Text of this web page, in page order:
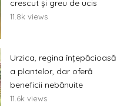
crescut și greu de ucis
11.8k views
Urzica, regina înțepăcioasă
a plantelor, dar oferă
beneficii nebănuite
11.6k views